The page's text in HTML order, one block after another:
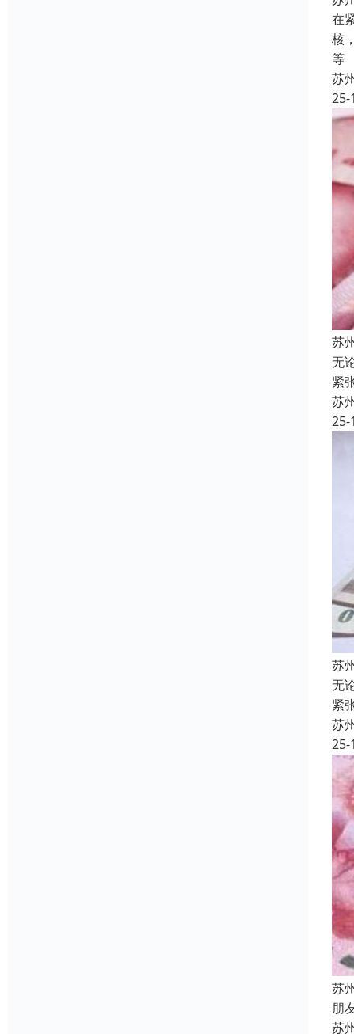
在
核
等
苏
25-
苏
无
紧
苏
25-
苏
无
紧
苏
25-
苏
朋
苏